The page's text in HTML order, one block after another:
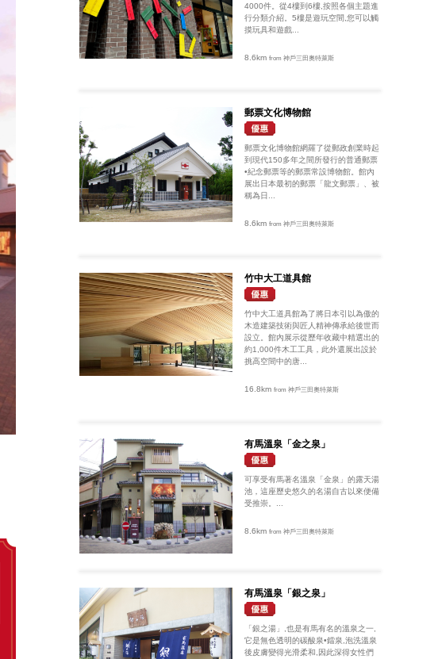
4000件。從4樓到6樓,按照各個主題進
行分類介紹。5樓是遊玩空間,您可以觸
摸玩具和遊戲...
8.6kmfrom 神戶三田奧特萊斯
郵票文化博物館
郵票文化博物館網羅了從郵政創業時起
到現代150多年之間所發行的普通郵票
•紀念郵票等的郵票常設博物館。館內
展出日本最初的郵票「龍文郵票」、被
稱為日...
8.6kmfrom 神戶三田奧特萊斯
竹中大工道具館
竹中大工道具館為了將日本引以為傲的
木造建築技術與匠人精神傳承給後世而
設立。館內展示從歷年收藏中精選出的
約1,000件木工工具，此外還展出設於
挑高空間中的唐...
16.8kmfrom 神戶三田奧特萊斯
有馬溫泉「金之泉」
可享受有馬著名溫泉「金泉」的露天湯
池，這座歷史悠久的名湯自古以來便備
受推崇。...
8.6kmfrom 神戶三田奧特萊斯
有馬溫泉「銀之泉」
「銀之湯」,也是有馬有名的溫泉之一,
它是無色透明的碳酸泉•鐳泉,泡洗溫泉
後皮膚變得光滑柔和,因此深得女性們